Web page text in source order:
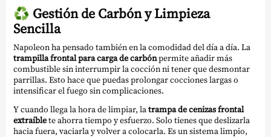
♻️ Gestión de Carbón y Limpieza
Sencilla
Napoleon ha pensado también en la comodidad del día a día. La
trampilla frontal para carga de carbónpermite añadir más
combustible sin interrumpir la cocción ni tener que desmontar
parrillas. Esto hace que puedas prolongar cocciones largas o
intensificar el fuego sin complicaciones.
Y cuando llega la hora de limpiar, latrampa de cenizas frontal
extraíblete ahorra tiempo y esfuerzo. Solo tienes que deslizarla
hacia fuera, vaciarla y volver a colocarla. Es un sistema limpio,